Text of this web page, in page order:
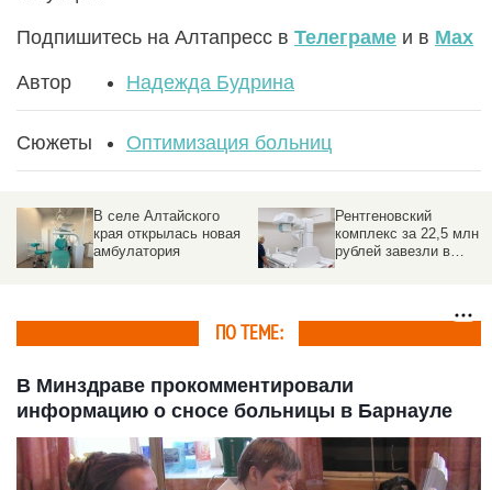
Подпишитесь на Алтапресс в Телеграме и в Max
Автор Надежда Будрина
Сюжеты Оптимизация больниц
В селе Алтайского
края открылась новая
амбулатория
Рентгеновский
комплекс за 22,5 млн
рублей завезли в
ПО ТЕМЕ:
В Минздраве прокомментировали
информацию о сносе больницы в Барнауле